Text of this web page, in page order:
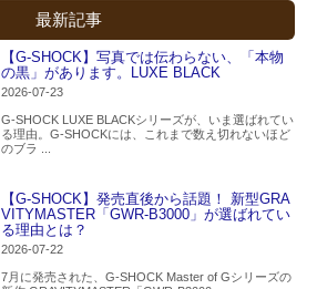
最新記事
【G-SHOCK】写真では伝わらない、「本物
の黒」があります。LUXE BLACK
2026-07-23
G-SHOCK LUXE BLACKシリーズが、いま選ばれてい
る理由。G-SHOCKには、これまで数え切れないほど
のブラ ...
【G-SHOCK】発売直後から話題！ 新型GRA
VITYMASTER「GWR-B3000」が選ばれてい
る理由とは？
2026-07-22
7月に発売された、G-SHOCK Master of Gシリーズの